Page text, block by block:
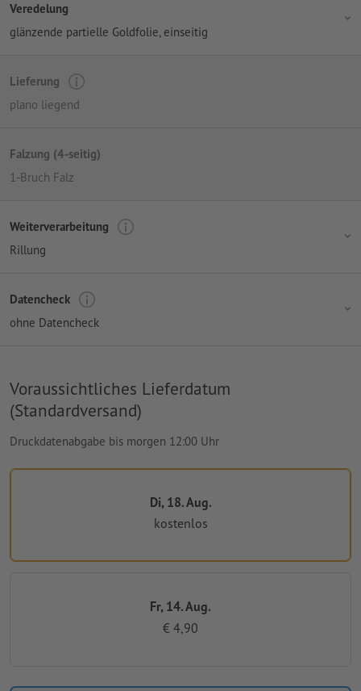
Veredelung
glänzende partielle Goldfolie, einseitig
Lieferung
plano liegend
Falzung (4-seitig)
1-Bruch Falz
Weiterverarbeitung
Rillung
Datencheck
ohne Datencheck
Voraussichtliches Lieferdatum
(Standardversand)
Druckdatenabgabe bis morgen 12:00 Uhr
Di, 18. Aug.
kostenlos
Fr, 14. Aug.
€ 4,90